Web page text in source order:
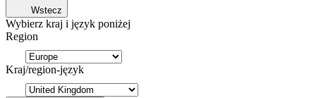
Wstecz
Wybierz kraj i język poniżej
Region
Kraj/region-język